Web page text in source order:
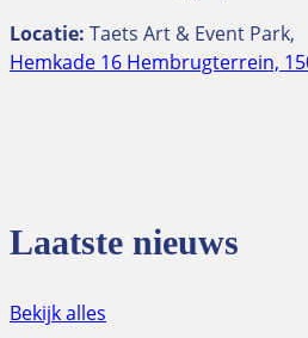
Locatie: Taets Art & Event Park,
Hemkade 16 Hembrugterrein,
Laatste nieuws
Bekijk alles